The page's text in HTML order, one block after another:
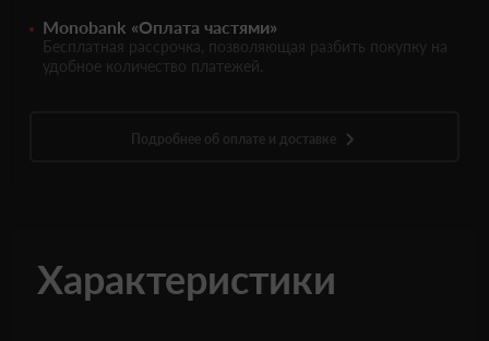
Monobank «Оплата частями»
Бесплатная рассрочка, позволяющая разбить покупку на
удобное количество платежей.
Подробнее об оплате и доставке
Характеристики